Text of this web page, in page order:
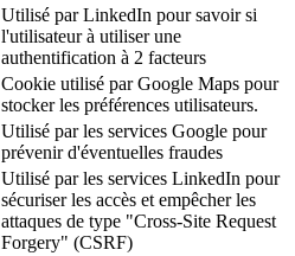
Utilisé par LinkedIn pour savoir si
l'utilisateur à utiliser une
authentification à 2 facteurs
Cookie utilisé par Google Maps pour
stocker les préférences utilisateurs.
Utilisé par les services Google pour
prévenir d'éventuelles fraudes
Utilisé par les services LinkedIn pour
sécuriser les accès et empêcher les
attaques de type "Cross-Site Request
Forgery" (CSRF)